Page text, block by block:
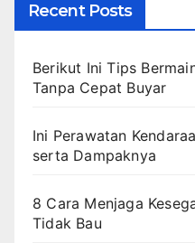
Recent Posts
Berikut Ini Tips
Tanpa Cepat Buyar
Ini Perawatan
serta Dampaknya
8 Cara Menjaga
Tidak Bau